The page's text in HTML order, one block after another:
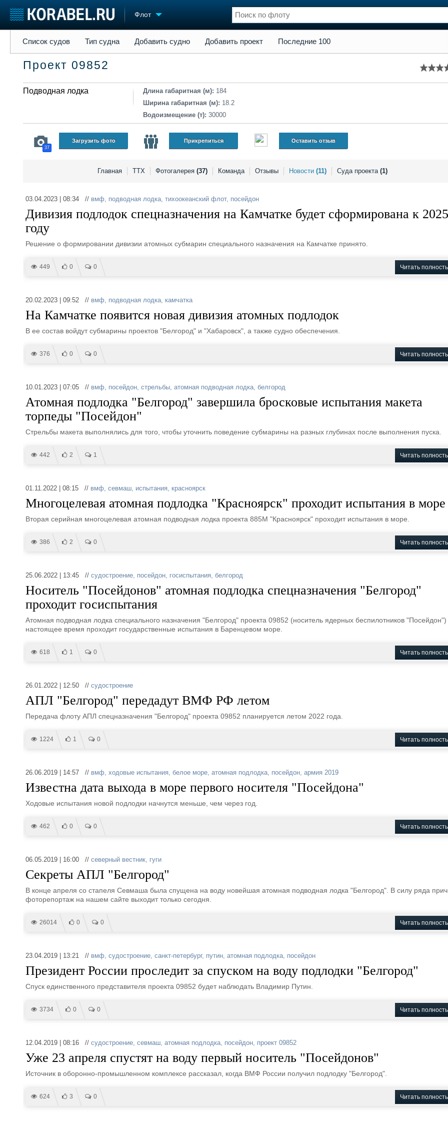
Флот
Судостроение
Пульс
Компании
Журнал
Реклама
Торговая площадка
Доска объявлений
Оборудование
Конференции
Словарь
Флот
Список судов Тип судна Добавить судно Добавить проект Последние 100
Проект 09852
Подводная лодка Длина габаритная (м): 184
Ширина габаритная (м): 18.2
Водоизмещение (т): 30000
37
Загрузить фото Прикрепиться Оставить отзыв
Главная ТТХ Фотогалерея (37) Команда Отзывы Новости (11) Суда проекта (1)
03.04.2023 | 08:34 // вмф, подводная лодка, тихоокеанский флот, посейдон
Дивизия подлодок спецназначения на Камчатке будет сформирована к 2025
году
Решение о формировании дивизии атомных субмарин специального назначения на Камчатке принято.
449 0 0 Читать
20.02.2023 | 09:52 // вмф, подводная лодка, камчатка
На Камчатке появится новая дивизия атомных подлодок
В ее состав войдут субмарины проектов "Белгород" и "Хабаровск", а также судно обеспечения.
376 0 0 Читать
10.01.2023 | 07:05 // вмф, посейдон, стрельбы, атомная подводная лодка, белгород
Атомная подлодка "Белгород" завершила бросковые испытания макета
торпеды "Посейдон"
Стрельбы макета выполнялись для того, чтобы уточнить поведение субмарины на разных глубинах после выполнения пуска.
442 2 1 Читать
01.11.2022 | 08:15 // вмф, севмаш, испытания, красноярск
Многоцелевая атомная подлодка "Красноярск" проходит испытания в море
Вторая серийная многоцелевая атомная подводная лодка проекта 885М "Красноярск" проходит испытания в море.
386 2 0 Читать
25.06.2022 | 13:45 // судостроение, посейдон, госиспытания, белгород
Носитель "Посейдонов" атомная подлодка спецназначения "Белгород"
проходит госиспытания
Атомная подводная лодка специального назначения "Белгород" проекта 09852 (носитель ядерных беспилотников "Посейдон")
настоящее время проходит государственные испытания в Баренцевом море.
618 1 0 Читать
26.01.2022 | 12:50 // судостроение
АПЛ "Белгород" передадут ВМФ РФ летом
Передача флоту АПЛ спецназначения "Белгород" проекта 09852 планируется летом 2022 года.
1224 1 0 Читать
26.06.2019 | 14:57 // вмф, ходовые испытания, белое море, атомная подлодка, посейдон, армия 2019
Известна дата выхода в море первого носителя "Посейдона"
Ходовые испытания новой подлодки начнутся меньше, чем через год.
462 0 0 Читать
06.05.2019 | 16:00 // северный вестник, гуги
Секреты АПЛ "Белгород"
В конце апреля со стапеля Севмаша была спущена на воду новейшая атомная подводная лодка "Белгород". В силу ряда
фоторепортаж на нашем сайте выходит только сегодня.
26014 0 0 Читать
23.04.2019 | 13:21 // вмф, судостроение, санкт-петербург, путин, атомная подлодка, посейдон
Президент России проследит за спуском на воду подлодки "Белгород"
Спуск единственного представителя проекта 09852 будет наблюдать Владимир Путин.
3734 0 0 Читать
12.04.2019 | 08:16 // судостроение, севмаш, атомная подлодка, посейдон, проект 09852
Уже 23 апреля спустят на воду первый носитель "Посейдонов"
Источник в оборонно-промышленном комплексе рассказал, когда ВМФ России получил подлодку "Белгород".
624 3 0 Читать